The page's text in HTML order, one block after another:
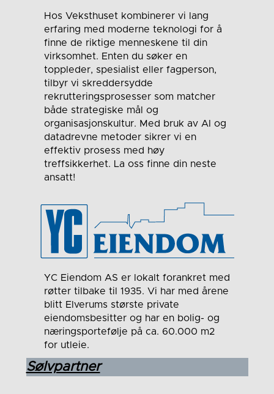
Hos Veksthuset kombinerer vi lang
erfaring med moderne teknologi for å
finne de riktige menneskene til din
virksomhet. Enten du søker en
toppleder, spesialist eller fagperson,
tilbyr vi skreddersydde
rekrutteringsprosesser som matcher
både strategiske mål og
organisasjonskultur. Med bruk av AI og
datadrevne metoder sikrer vi en
effektiv prosess med høy
treffsikkerhet. La oss finne din neste
ansatt!
YC Eiendom AS er lokalt forankret med
røtter tilbake til 1935. Vi har med årene
blitt Elverums største private
eiendomsbesitter og har en bolig- og
næringsportefølje på ca. 60.000 m2
for utleie.
Sølvpartner